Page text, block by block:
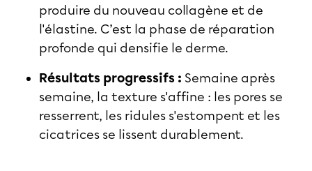
produire du nouveau collagène et de
l'élastine. C’est la phase de réparation
profonde qui densifie le derme.
Résultats progressifs : Semaine après
semaine, la texture s'affine : les pores se
resserrent, les ridules s'estompent et les
cicatrices se lissent durablement.